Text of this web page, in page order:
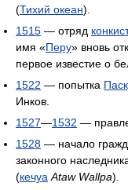
(Тихий океан).
1515 — отряд
имя «Перу» вновь
первое известие о
1522 — попытка
Инков.
1527—1532 —
1528 — начало
законного
(кечуа Ataw Wallpa).